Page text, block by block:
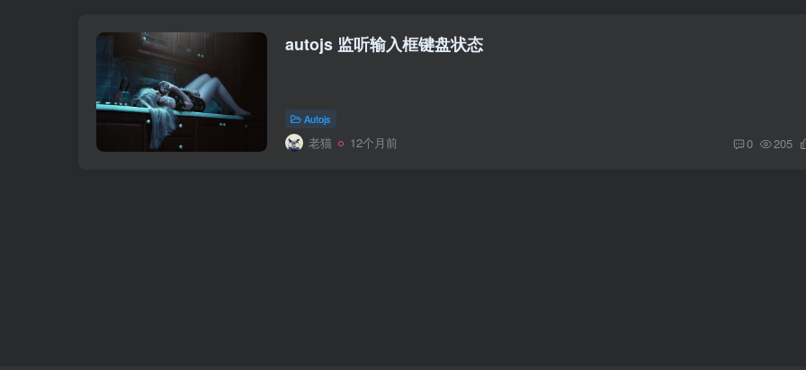
autojs 监听输入框键盘状态
Autojs
老猫 12个月前 0 205